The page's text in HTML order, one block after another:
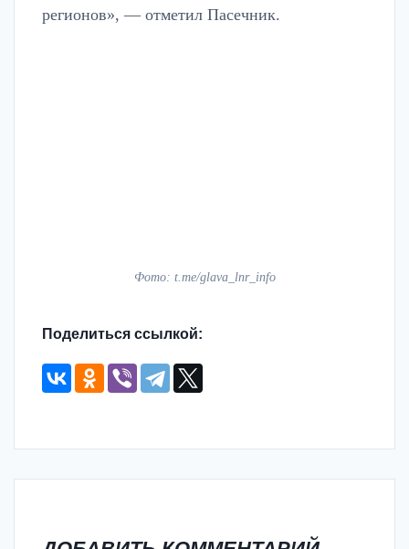
регионов», — отметил Пасечник.
Фото: t.me/glava_lnr_info
Поделиться ссылкой: